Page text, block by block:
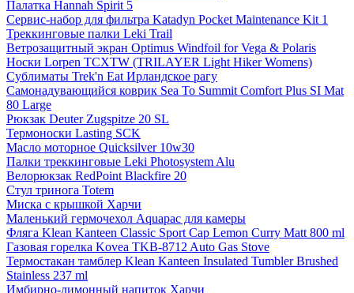
Палатка Hannah Spirit 5
Сервис-набор для фильтра Katadyn Pocket Maintenance Kit 1
Треккинговые палки Leki Trail
Ветрозащитный экран Optimus Windfoil for Vega & Polaris
Носки Lorpen TCXTW (TRILAYER Light Hiker Womens)
Сублиматы Trek'n Eat Ирландское рагу
Самонадувающийся коврик Sea To Summit Comfort Plus SI Mat
80 Large
Рюкзак Deuter Zugspitze 20 SL
Термоноски Lasting SCK
Масло моторное Quicksilver 10w30
Палки треккинговые Leki Photosystem Alu
Велорюкзак RedPoint Blackfire 20
Стул тринога Totem
Миска с крышкой Харчи
Маленький гермочехол Aquapac для камеры
Фляга Klean Kanteen Classic Sport Cap Lemon Curry Matt 800 ml
Газовая горелка Kovea TKB-8712 Auto Gas Stove
Термостакан тамблер Klean Kanteen Insulated Tumbler Brushed
Stainless 237 ml
Имбирно-лимонный напиток Харчи